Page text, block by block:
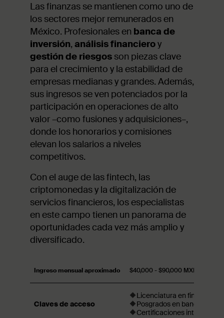
Las finanzas se mantienen como uno de
los sectores mejor remunerados en
México. Profesionales en banca de
inversión, análisis financieroy
gestión de riesgos son piezas clave
para el crecimiento y la estabilidad de
empresas medianas y grandes. Además,
sus ingresos se ven potenciados por la
participación en operaciones de alto
valor –como fusiones y adquisiciones–,
donde los honorarios y comisiones
elevan los salarios a niveles
competitivos.
Con el auge de las fintech, las
criptomonedas y la digitalización de
servicios financieros, los especialistas
en este campo tienen un panorama de
oportunidades cada vez más amplio y
diversificado.
Ingreso mensual aproximado $40,000 - $90,000 MXN
Claves de acceso
🔶Licenciatura en finanzas,
🔶Posgrados en banca o
🔶Certificaciones